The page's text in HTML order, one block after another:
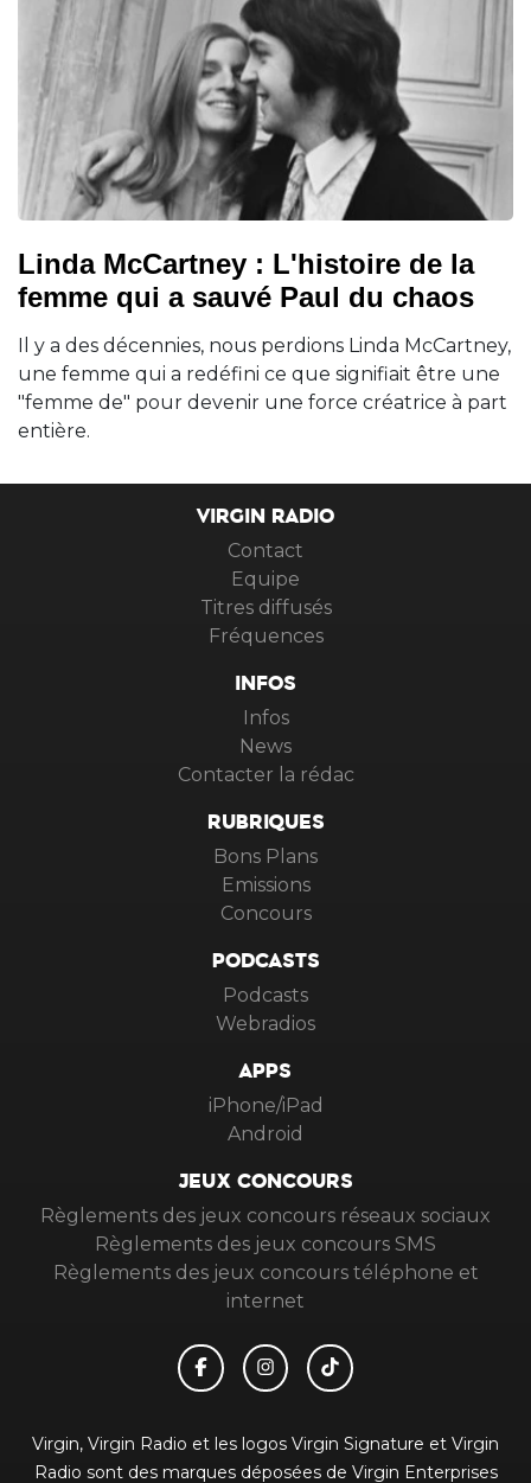
Linda McCartney : L'histoire de la
femme qui a sauvé Paul du chaos
Il y a des décennies, nous perdions Linda McCartney,
une femme qui a redéfini ce que signifiait être une
"femme de" pour devenir une force créatrice à part
entière.
VIRGIN RADIO
Contact
Equipe
Titres diffusés
Fréquences
INFOS
Infos
News
Contacter la rédac
RUBRIQUES
Bons Plans
Emissions
Concours
PODCASTS
Podcasts
Webradios
APPS
iPhone/iPad
Android
JEUX CONCOURS
Règlements des jeux concours réseaux sociaux
Règlements des jeux concours SMS
Règlements des jeux concours téléphone et
internet
Virgin, Virgin Radio et les logos Virgin Signature et Virgin
Radio sont des marques déposées de Virgin Enterprises